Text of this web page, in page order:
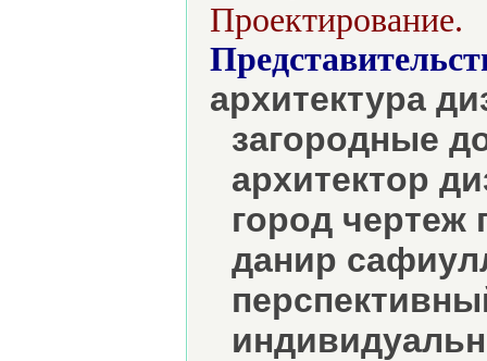
Проектирование.
архитектура
загородные
архитектор
город чертеж
данир